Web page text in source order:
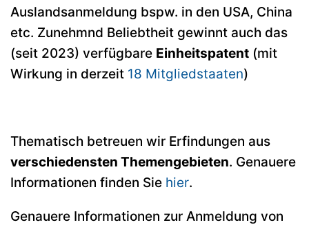
Auslandsanmeldung bspw. in den USA, China
etc. Zunehmnd Beliebtheit gewinnt auch das
(seit 2023) verfügbare Einheitspatent (mit
Wirkung in derzeit 18 Mitgliedstaaten)
Thematisch betreuen wir Erfindungen aus
verschiedensten Themengebieten. Genauere
Informationen finden Sie hier.
Genauere Informationen zur Anmeldung von